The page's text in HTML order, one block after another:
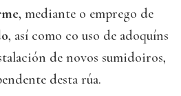
, mediante o emprego de
, así como co uso de adoquíns
de novos sumidoiros,
desta rúa.